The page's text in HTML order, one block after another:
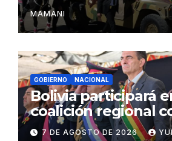
MAMANI
GOBIERNO NACIONAL
Bolivia participará
coalición regional
cárteles del
7 DE AGOSTO DE 2026